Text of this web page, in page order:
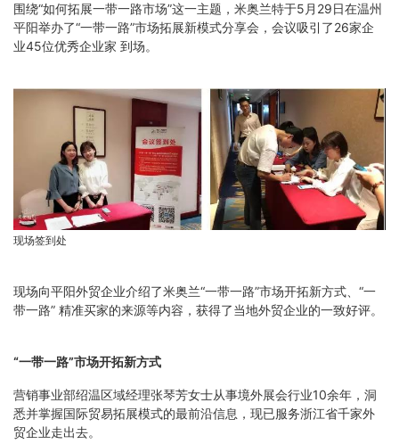
围绕“如何拓展一带一路市场”这一主题，米奥兰特于5月29日在温州
平阳举办了“一带一路”市场拓展新模式分享会，会议吸引了26家企
业45位优秀企业家 到场。
现场签到处
现场向平阳外贸企业介绍了米奥兰“一带一路”市场开拓新方式、“一
带一路” 精准买家的来源等内容，获得了当地外贸企业的一致好评。
“一带一路”市场开拓新方式
营销事业部绍温区域经理张琴芳女士从事境外展会行业10余年，洞
悉并掌握国际贸易拓展模式的最前沿信息，现已服务浙江省千家外
贸企业走出去。